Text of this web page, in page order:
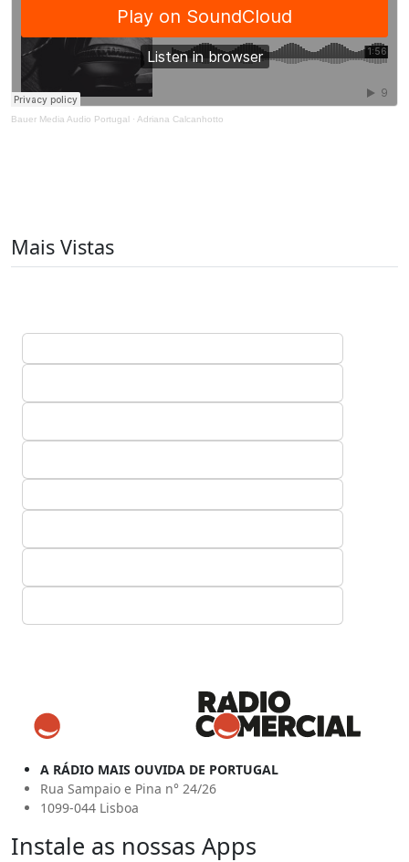
Bauer Media Audio Portugal · Adriana Calcanhotto
Mais Vistas
A RÁDIO MAIS OUVIDA DE PORTUGAL
Rua Sampaio e Pina n° 24/26
1099-044 Lisboa
Instale as nossas Apps